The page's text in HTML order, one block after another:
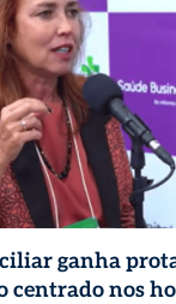
ganha
centrado nos